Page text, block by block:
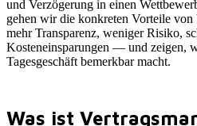
und Verzögerung in einen
gehen wir die konkreten Vorteile
mehr Transparenz, weniger Risiko,
Kosteneinsparungen — und zeigen,
Tagesgeschäft bemerkbar macht.
Was ist